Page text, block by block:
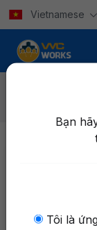
Vietnamese
Bạn
Tôi là